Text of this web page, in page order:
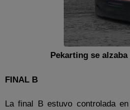
Pekarting se
FINAL B
La final B estuvo controlada